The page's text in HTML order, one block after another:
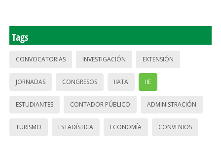
Tags
CONVOCATORIAS INVESTIGACIÓN EXTENSIÓN
JORNADAS CONGRESOS IIATA IIE
ESTUDIANTES CONTADOR PÚBLICO ADMINISTRACIÓN
TURISMO ESTADÍSTICA ECONOMÍA CONVENIOS